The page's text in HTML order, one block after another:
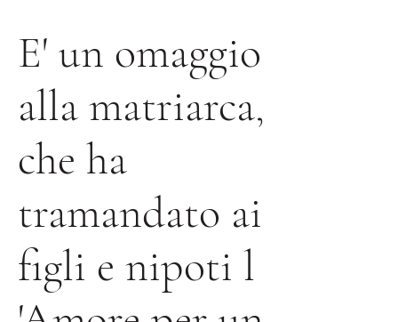
E' un omaggio
alla matriarca,
che ha
tramandato ai
figli e nipoti l